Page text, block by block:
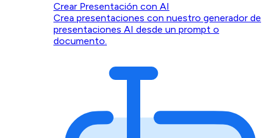
Crear Presentación con AI
Crea presentaciones con nuestro generador de
presentaciones AI desde un prompt o
documento.